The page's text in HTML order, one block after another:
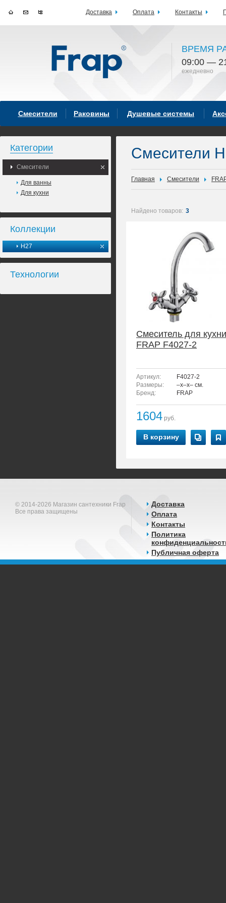
ВРЕМЯ
09:00 —
ежедневно
Смесители Раковины Душевые системы
Категории
Смесители
Для ванны
Для кухни
Коллекции
H27
Технологии
Смесители
Главная Смесители
Найдено товаров: 3
Смеситель для кухни
FRAP F4027-2
Артикул:
F4027-2
Размеры:
–x–x– см.
Бренд:
FRAP
1604 руб.
В корзину
© 2014-2026 Магазин сантехники Frap
Все права защищены
Доставка
Оплата
Контакты
Политика
Публичная оферта
Доставка Оплата Контакты